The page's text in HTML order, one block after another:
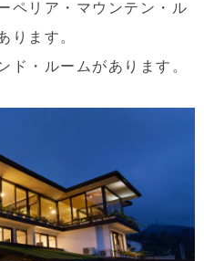
ペリア・マウンテン・ル
ます。
・ルームがあります。